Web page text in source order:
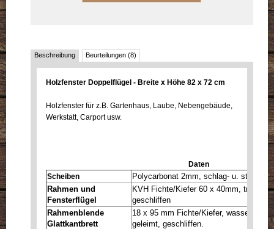
Beschreibung Beurteilungen (8)
Holzfenster Doppelflügel - Breite x Höhe 82 x 72 cm
Holzfenster für z.B. Gartenhaus, Laube, Nebengebäude,
Werkstatt, Carport usw.
Daten
Scheiben
Polycarbonat 2mm, schlag- u. stoßfest
Rahmen und
Fensterflügel
KVH Fichte/Kiefer 60 x 40mm,
geschliffen
Rahmenblende
Glattkantbrett
18 x 95 mm Fichte/Kiefer, wasserfest
geleimt, geschliffen.